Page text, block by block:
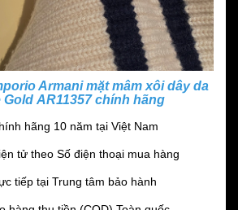
Armani mặt mâm xôi dây da
AR11357 chính hãng
hãng 10 năm tại Việt Nam
tử theo Số điện thoại mua hàng
tiếp tại Trung tâm bảo hành